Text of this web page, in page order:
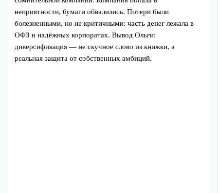
неприятности, бумаги обвалились. Потери были
болезненными, но не критичными: часть денег лежала в
ОФЗ и надёжных корпоратах. Вывод Ольги:
диверсификация — не скучное слово из книжки, а
реальная защита от собственных амбиций.